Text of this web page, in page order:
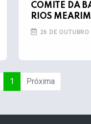
COMITÊ DA
RIOS
26 DE
1 Próxima